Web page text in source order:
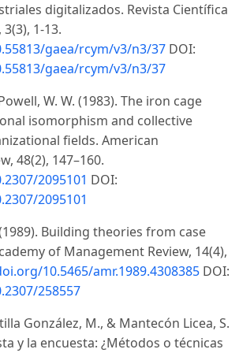
digitalizados. Revista Científica
1-13.
gaea/rcym/v3/n3/37 DOI:
gaea/rcym/v3/n3/37
W. W. (1983). The iron cage
isomorphism and collective
fields. American
48(2), 147–160.
2095101 DOI:
2095101
Building theories from case
of Management Review, 14(4),
10.5465/amr.1989.4308385 DOI:
258557
González, M., & Mantecón Licea, S.
y la encuesta: ¿Métodos o técnicas